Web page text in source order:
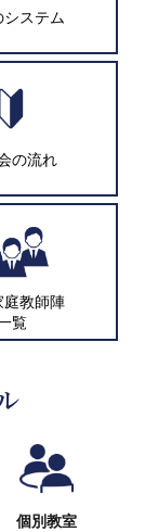
システム
の流れ
庭教師陣
覧
個別教室